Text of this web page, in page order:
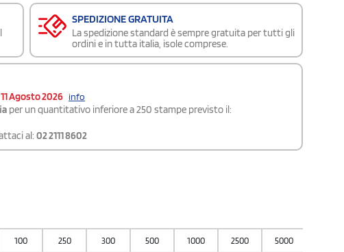
SPEDIZIONE GRATUITA
La spedizione standard è sempre gratuita per tutti gli
ordini e in tutta italia, isole comprese.
11 Agosto 2026 info
per un quantitativo inferiore a 250 stampe previsto il:
al: 02 2111 8602
100 250 300 500 1000 2500 5000